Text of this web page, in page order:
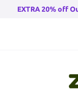
EXTRA 20% off